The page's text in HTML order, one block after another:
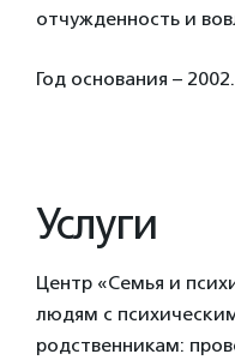
отчужденность и
Год основания – 2002.
Услуги
Центр «Семья и
людям с
родственникам: